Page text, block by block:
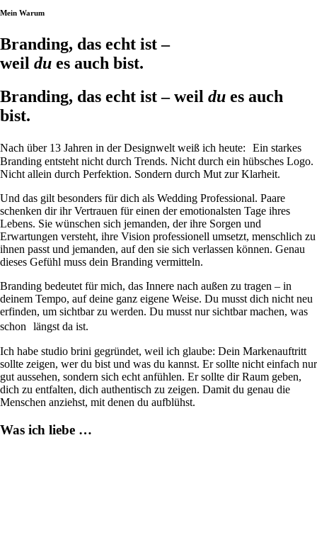
Mein Warum
Branding, das echt ist –
weil du es auch bist.
Branding, das echt ist – weil du es auch
bist.
Nach über 13 Jahren in der Designwelt weiß ich heute: Ein starkes
Branding entsteht nicht durch Trends. Nicht durch ein hübsches Logo.
Nicht allein durch Perfektion. Sondern durch Mut zur Klarheit.
Und das gilt besonders für dich als Wedding Professional. Paare
schenken dir ihr Vertrauen für einen der emotionalsten Tage ihres
Lebens. Sie wünschen sich jemanden, der ihre Sorgen und
Erwartungen versteht, ihre Vision professionell umsetzt, menschlich zu
ihnen passt und jemanden, auf den sie sich verlassen können. Genau
dieses Gefühl muss dein Branding vermitteln.
Branding bedeutet für mich, das Innere nach außen zu tragen – in
deinem Tempo, auf deine ganz eigene Weise. Du musst dich nicht neu
erfinden, um sichtbar zu werden. Du musst nur sichtbar machen, was
schon längst da ist.
Ich habe studio brini gegründet, weil ich glaube: Dein Markenauftritt
sollte zeigen, wer du bist und was du kannst. Er sollte nicht einfach nur
gut aussehen, sondern sich echt anfühlen. Er sollte dir Raum geben,
dich zu entfalten, dich authentisch zu zeigen. Damit du genau die
Menschen anziehst, mit denen du aufblühst.
Was ich liebe …